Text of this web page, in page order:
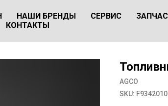
НАШИ БРЕНДЫ СЕРВИС
КОНТАКТЫ
AGCO
SKU: